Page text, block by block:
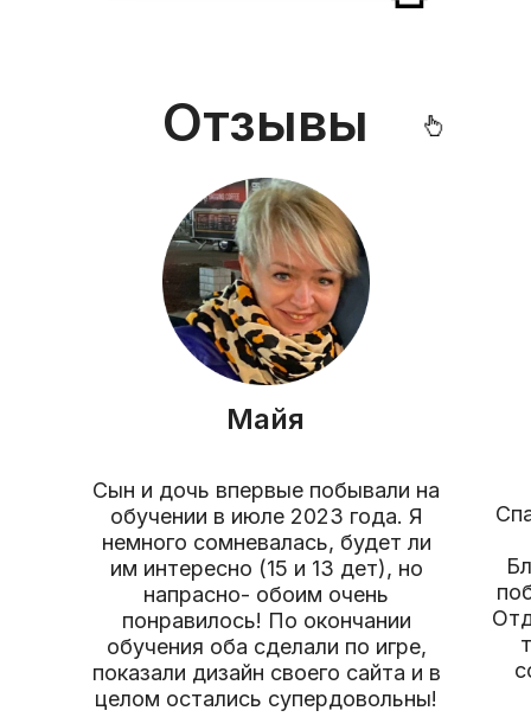
Майя
Отзывы
Сын и дочь впервые побывали на
обучении в июле 2023 года. Я
немного сомневалась, будет ли
им интересно (15 и 13 дет), но
напрасно- обоим очень
понравилось! По окончании
обучения оба сделали по игре,
показали дизайн своего сайта и в
целом остались супердовольны!